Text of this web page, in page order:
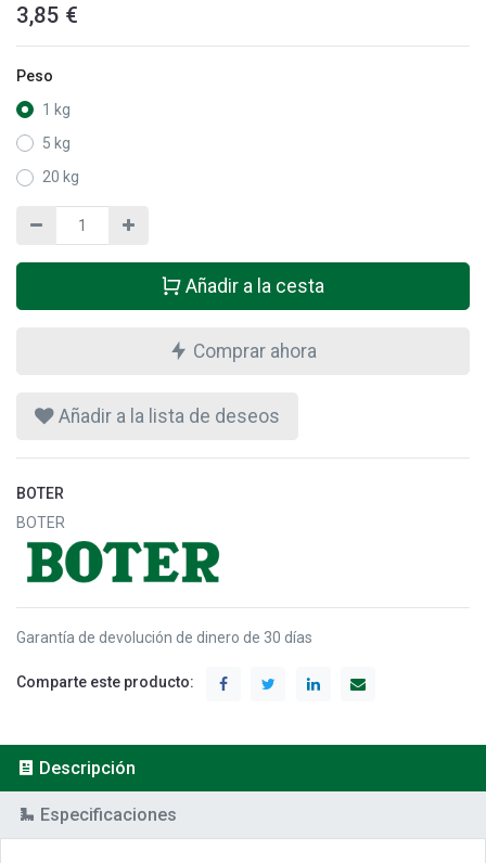
3,85 €
Peso
1 kg
5 kg
20 kg
Añadir a la cesta
Comprar ahora
Añadir a la lista de deseos
BOTER
BOTER
Garantía de devolución de dinero de 30 días
Comparte este producto:
Descripción
Especificaciones